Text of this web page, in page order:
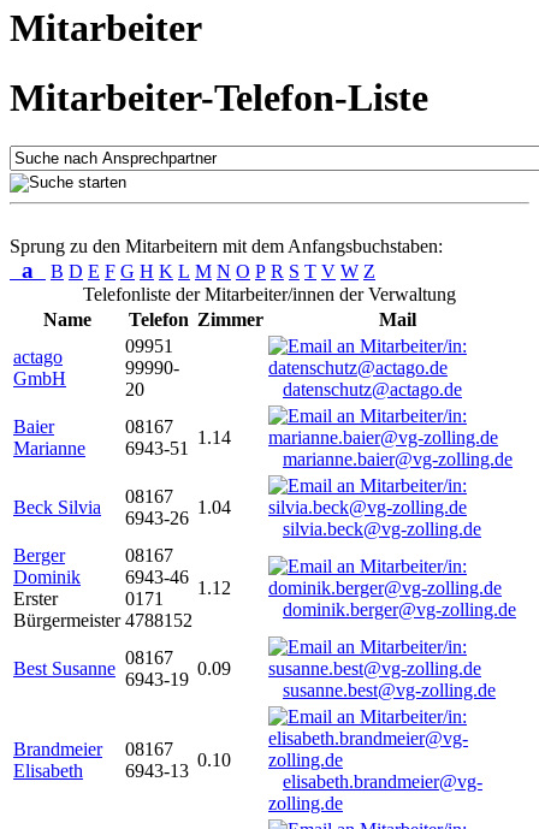
Mitarbeiter
Mitarbeiter-Telefon-Liste
Sprung zu den Mitarbeitern mit dem Anfangsbuchstaben:
a B D E F G H K L M N O P R S T V W Z
Telefonliste der Mitarbeiter/innen der Verwaltung
Name
Telefon Zimmer
Mail
actago
GmbH
09951
99990-
20
datenschutz@actago.de
Baier
Marianne
08167
6943-51
1.14
marianne.baier@vg-zolling.de
Beck Silvia
08167
6943-26
1.04
silvia.beck@vg-zolling.de
Berger
Dominik
Erster
Bürgermeister
08167
6943-46
0171
4788152
1.12
dominik.berger@vg-zolling.de
Best Susanne
08167
6943-19
0.09
susanne.best@vg-zolling.de
Brandmeier
Elisabeth
08167
6943-13
0.10
elisabeth.brandmeier@vg-
zolling.de